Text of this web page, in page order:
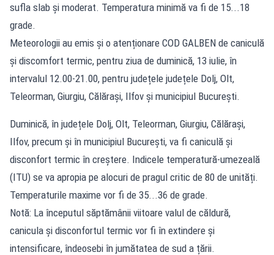
sufla slab și moderat. Temperatura minimă va fi de 15...18
grade.
Meteorologii au emis și o atenționare COD GALBEN de caniculă
și discomfort termic, pentru ziua de duminică, 13 iulie, în
intervalul 12.00-21.00, pentru județele județele Dolj, Olt,
Teleorman, Giurgiu, Călărași, Ilfov și municipiul București.
Duminică, în județele Dolj, Olt, Teleorman, Giurgiu, Călărași,
Ilfov, precum și în municipiul București, va fi caniculă și
disconfort termic în creștere. Indicele temperatură-umezeală
(ITU) se va apropia pe alocuri de pragul critic de 80 de unități.
Temperaturile maxime vor fi de 35...36 de grade.
Notă: La începutul săptămânii viitoare valul de căldură,
canicula și disconfortul termic vor fi în extindere și
intensificare, îndeosebi în jumătatea de sud a țării.